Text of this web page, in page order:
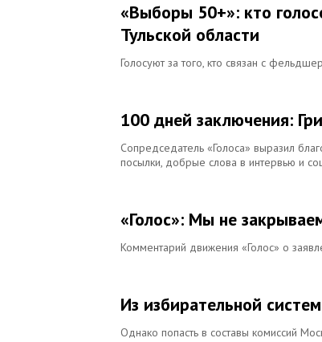
«Выборы 50+»: кто
Тульской области
Голосуют за того, кто связан с
100 дней заключения:
Сопредседатель «Голоса» выразил
посылки, добрые слова в интервью и
«Голос»: Мы не
Комментарий движения «Голос» о
Из избирательной
Однако попасть в составы комиссий